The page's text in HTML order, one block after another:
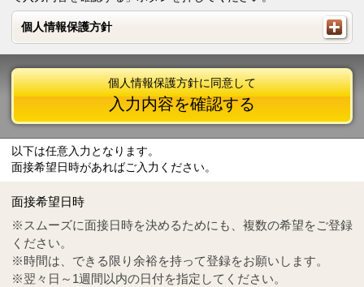
個人情報保護方針
個人情報保護方針
Tel
0570-55-0314
個人情報保護方針に同意して
入力内容を確認する
以下は任意入力となります。
面接希望日時があればご入力ください。
面接希望日時
※スムーズに面接日時を決めるためにも、複数の希望をご登録
ください。
※時間は、できる限り余裕を持って登録をお願いします。
※翌々日～1週間以内の日付を指定してください。